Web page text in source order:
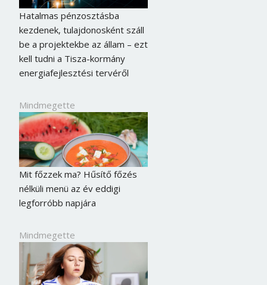
Hatalmas pénzosztásba
kezdenek, tulajdonosként száll
be a projektekbe az állam – ezt
kell tudni a Tisza-kormány
energiafejlesztési tervéről
Mindmegette
Mit főzzek ma? Hűsítő főzés
nélküli menü az év eddigi
legforróbb napjára
Mindmegette